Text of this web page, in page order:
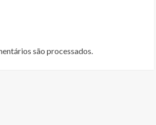
são processados